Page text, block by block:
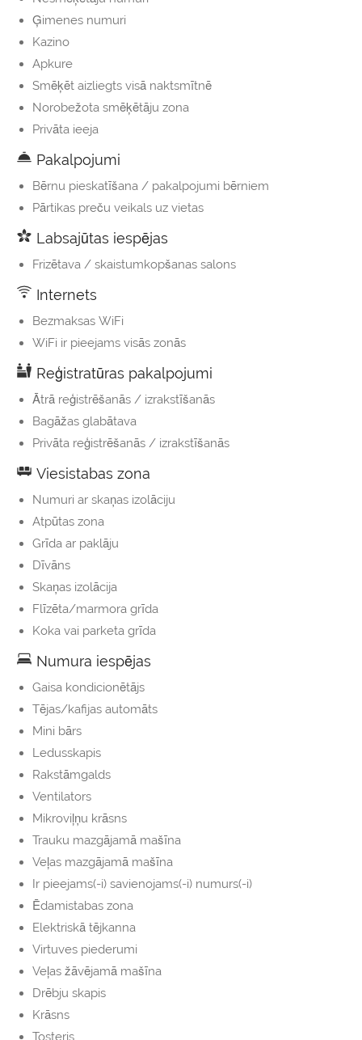
Ģimenes numuri
Kazino
Apkure
Smēķēt aizliegts visā naktsmītnē
Norobežota smēķētāju zona
Privāta ieeja
Pakalpojumi
Bērnu pieskatīšana / pakalpojumi bērniem
Pārtikas preču veikals uz vietas
Labsajūtas iespējas
Frizētava / skaistumkopšanas salons
Internets
Bezmaksas WiFi
WiFi ir pieejams visās zonās
Reģistratūras pakalpojumi
Ātrā reģistrēšanās / izrakstīšanās
Bagāžas glabātava
Privāta reģistrēšanās / izrakstīšanās
Viesistabas zona
Numuri ar skaņas izolāciju
Atpūtas zona
Grīda ar paklāju
Dīvāns
Skaņas izolācija
Flīzēta/marmora grīda
Koka vai parketa grīda
Numura iespējas
Gaisa kondicionētājs
Tējas/kafijas automāts
Mini bārs
Ledusskapis
Rakstāmgalds
Ventilators
Mikroviļņu krāsns
Trauku mazgājamā mašīna
Veļas mazgājamā mašīna
Ir pieejams(-i) savienojams(-i) numurs(-i)
Ēdamistabas zona
Elektriskā tējkanna
Virtuves piederumi
Veļas žāvējamā mašīna
Drēbju skapis
Krāsns
Tosteris